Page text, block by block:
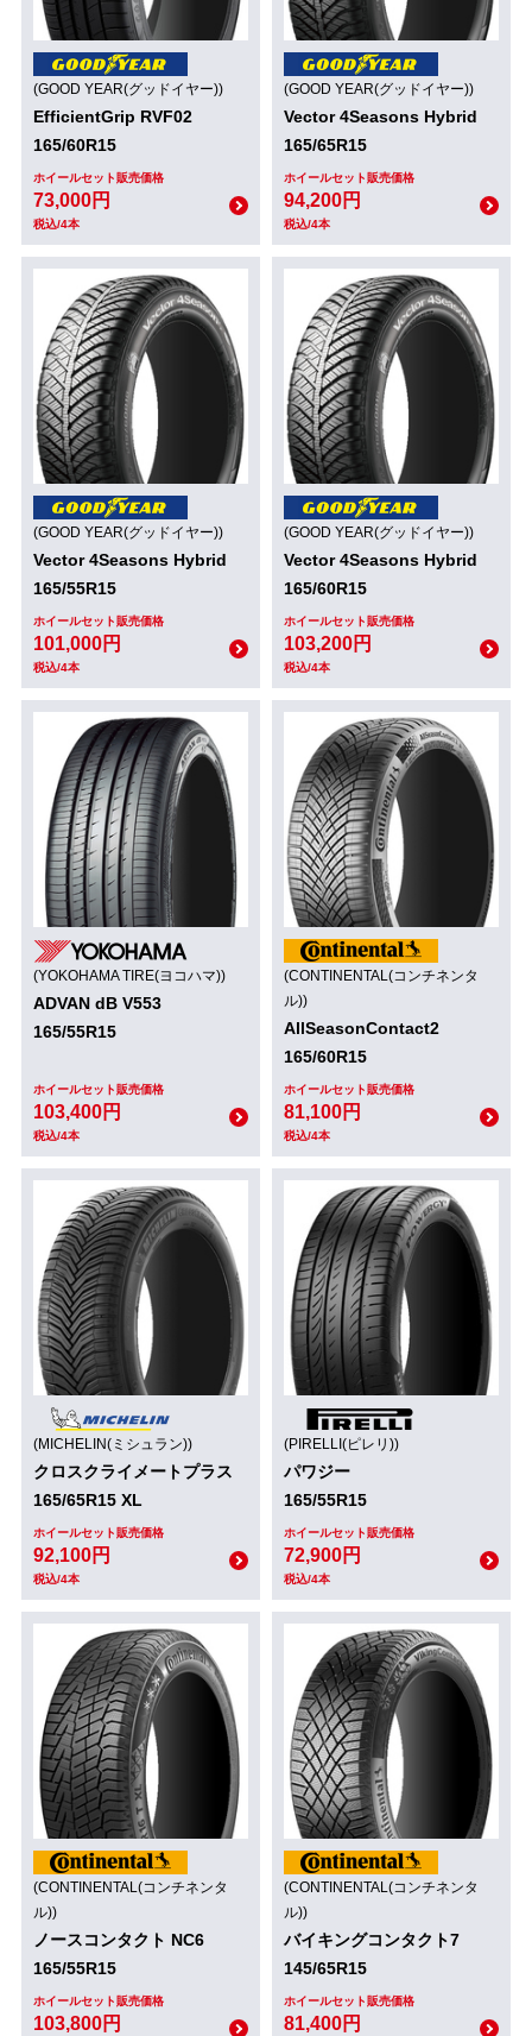
(GOOD YEAR(グッドイヤー))
EfficientGrip RVF02
165/60R15
ホイールセット販売価格
73,000円
税込/4本
(GOOD YEAR(グッドイヤー))
Vector 4Seasons Hybrid
165/65R15
ホイールセット販売価格
94,200円
税込/4本
(GOOD YEAR(グッドイヤー))
Vector 4Seasons Hybrid
165/55R15
ホイールセット販売価格
101,000円
税込/4本
(GOOD YEAR(グッドイヤー))
Vector 4Seasons Hybrid
165/60R15
ホイールセット販売価格
103,200円
税込/4本
(YOKOHAMA TIRE(ヨコハマ))
ADVAN dB V553
165/55R15
ホイールセット販売価格
103,400円
税込/4本
(CONTINENTAL(コンチネンタ
ル))
AllSeasonContact2
165/60R15
ホイールセット販売価格
81,100円
税込/4本
(MICHELIN(ミシュラン))
クロスクライメートプラス
165/65R15 XL
ホイールセット販売価格
92,100円
税込/4本
(PIRELLI(ピレリ))
パワジー
165/55R15
ホイールセット販売価格
72,900円
税込/4本
(CONTINENTAL(コンチネンタ
ル))
ノースコンタクト NC6
165/55R15
ホイールセット販売価格
103,800円
(CONTINENTAL(コンチネンタ
ル))
バイキングコンタクト7
145/65R15
ホイールセット販売価格
81,400円